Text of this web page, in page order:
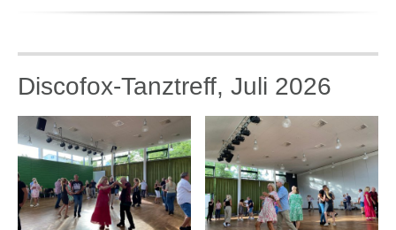
Discofox-Tanztreff, Juli 2026